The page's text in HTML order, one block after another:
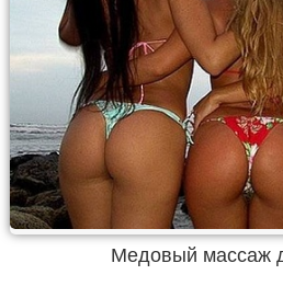
Медовый массаж